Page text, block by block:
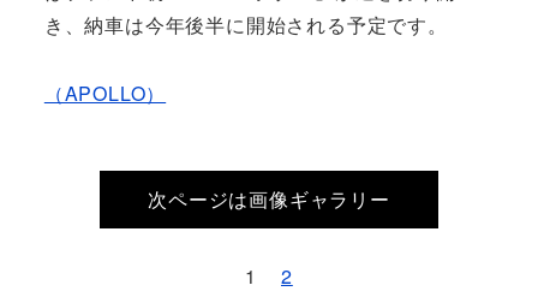
き、納車は今年後半に開始される予定です。
（APOLLO）
次ページは画像ギャラリー
1 2